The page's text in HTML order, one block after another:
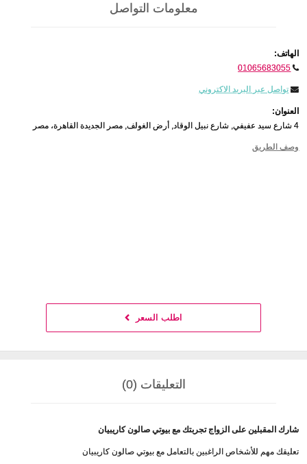
معلومات التواصل
الهاتف:
01065683055
تواصل عبر البريد الاكتروني
العنوان:
4 شارع سيد عفيفي, شارع نبيل الوقاد, أرض الغولف, مصر الجديدة القاهرة، مصر
وصف الطريق
اطلب السعر
التعليقات (0)
شارك المقبلين على الزواج تجربتك مع بيوتي صالون كاريبيان
تعليقك مهم للأشخاص الراغبين بالتعامل مع بيوتي صالون كاريبيان